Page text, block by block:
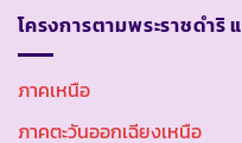
โครงการตามพระราชดำริ
ภาคเหนือ
ภาคตะวันออกเฉียงเหนือ